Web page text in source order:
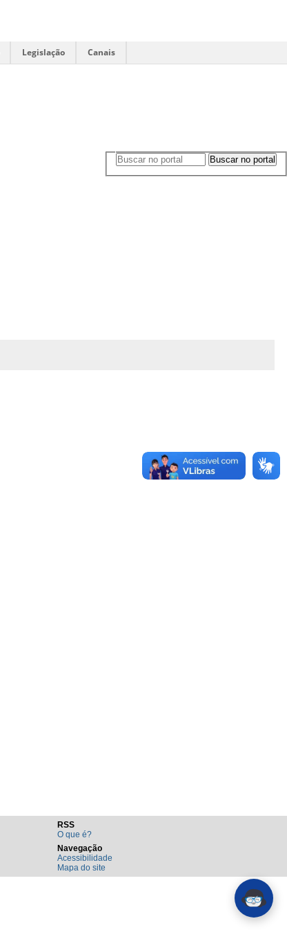
Legislação Canais
Buscar no portal
Buscar no portal
RSS
O que é?
Navegação
Acessibilidade
Mapa do site